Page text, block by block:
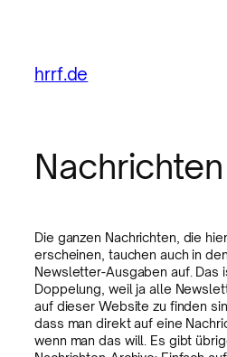
hrrf.de
Nachrichten
Die ganzen Nachrichten, die
erscheinen, tauchen auch in
Newsletter-Ausgaben auf. Das
Doppelung, weil ja alle
auf dieser Website zu finden
dass man direkt auf eine
wenn man das will. Es gibt